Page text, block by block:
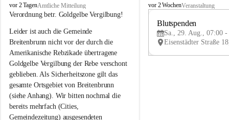
B
r
i
t
e
n
b
r
u
n
n
a
vor 2 TagenAmtliche Mitteilung
Verordnung betr. Goldgelbe Vergilbung!
Leider ist auch die Gemeinde
Breitenbrunn nicht vor der durch die
Amerikanische Rebzikade übertragene
Goldgelbe Vergilbung der Rebe verschont
geblieben. Als Sicherheitszone gilt das
gesamte Ortsgebiet von Breitenbrunn
(siehe Anhang). Wir bitten nochmal die
bereits mehrfach (Cities,
Gemeindezeitung) ausgesendeten
B
e
vor 2 WochenVeranstaltung
Blutspenden
Sa., 29. Aug., 07:00 -